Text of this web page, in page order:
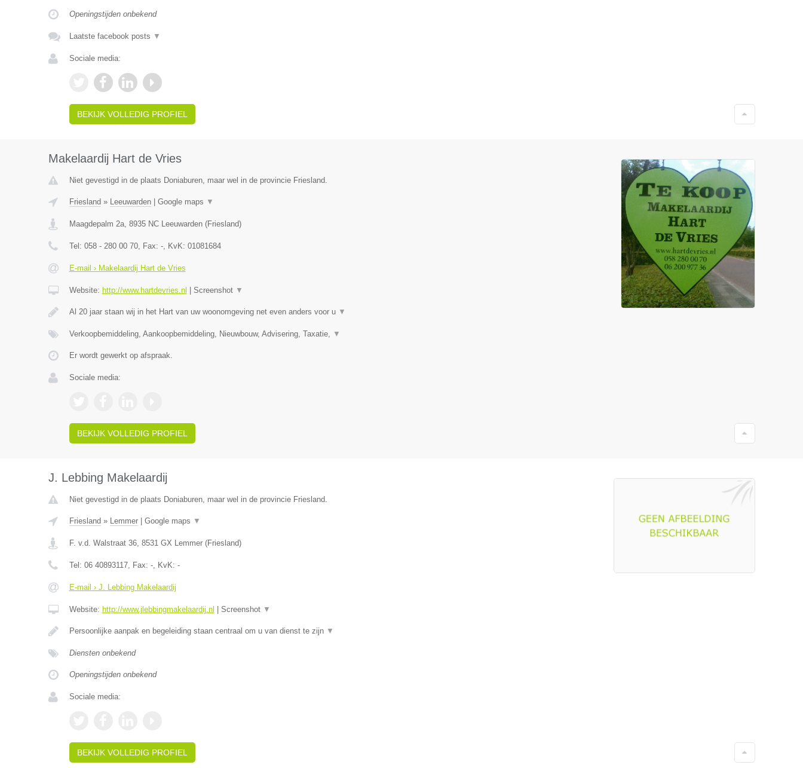
Openingstijden onbekend
Laatste facebook posts ▼
Sociale media:
BEKIJK VOLLEDIG PROFIEL
Makelaardij Hart de Vries
Niet gevestigd in de plaats Doniaburen, maar wel in de provincie Friesland.
Friesland » Leeuwarden| Google maps ▼
Maagdepalm 2a, 8935 NC Leeuwarden(Friesland)
Tel: 058 - 280 00 70, Fax: -, KvK: 01081684
E-mail › Makelaardij Hart de Vries
Website: http://www.hartdevries.nl Screenshot ▼
Al 20 jaar staan wij in het Hart van uw woonomgeving net even anders voor u ▼
Verkoopbemiddeling, Aankoopbemiddeling, Nieuwbouw, Advisering, Taxatie, ▼
Er wordt gewerkt op afspraak.
Sociale media:
BEKIJK VOLLEDIG PROFIEL
J. Lebbing Makelaardij
Niet gevestigd in de plaats Doniaburen, maar wel in de provincie Friesland.
Friesland » Lemmer| Google maps ▼
F. v.d. Walstraat 36, 8531 GX Lemmer(Friesland)
Tel: 06 40893117, Fax: -, KvK: -
E-mail › J. Lebbing Makelaardij
Website: http://www.jlebbingmakelaardij.nl Screenshot ▼
Persoonlijke aanpak en begeleiding staan centraal om u van dienst te zijn ▼
Diensten onbekend
Openingstijden onbekend
Sociale media:
BEKIJK VOLLEDIG PROFIEL